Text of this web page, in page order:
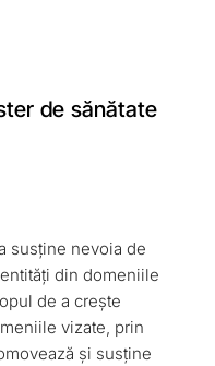
de sănătate
susține nevoia de
din domeniile
de a crește
vizate, prin
și susține